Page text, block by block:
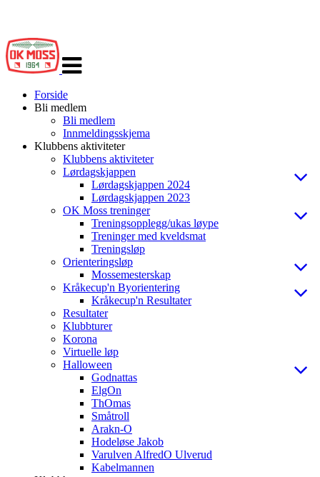
navigasjon
Forside
Bli medlem
Bli medlem
Innmeldingsskjema
Klubbens aktiviteter
Klubbens aktiviteter
Lørdagskjappen
Lørdagskjappen 2024
Lørdagskjappen 2023
OK Moss treninger
Treningsopplegg/ukas løype
Treninger med kveldsmat
Treningsløp
Orienteringsløp
Mossemesterskap
Kråkecup'n Byorientering
Kråkecup'n Resultater
Resultater
Klubbturer
Korona
Virtuelle løp
Halloween
Godnattas
ElgOn
ThOmas
Småtroll
Arakn-O
Hodeløse Jakob
Varulven AlfredO Ulverud
Kabelmannen